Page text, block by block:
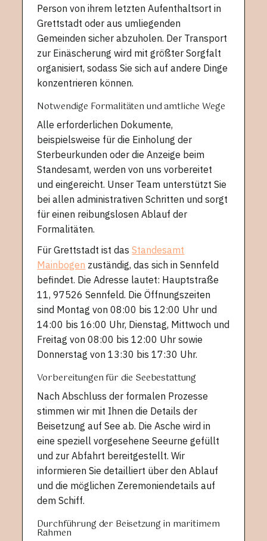
Person von ihrem letzten Aufenthaltsort in
Grettstadt oder aus umliegenden
Gemeinden sicher abzuholen. Der Transport
zur Einäscherung wird mit größter Sorgfalt
organisiert, sodass Sie sich auf andere Dinge
konzentrieren können.
Notwendige Formalitäten und amtliche Wege
Alle erforderlichen Dokumente,
beispielsweise für die Einholung der
Sterbeurkunden oder die Anzeige beim
Standesamt, werden von uns vorbereitet
und eingereicht. Unser Team unterstützt Sie
bei allen administrativen Schritten und sorgt
für einen reibungslosen Ablauf der
Formalitäten.
Für Grettstadt ist dasStandesamt
Mainbogen zuständig, das sich in Sennfeld
befindet. Die Adresse lautet: Hauptstraße
11, 97526 Sennfeld. Die Öffnungszeiten
sind Montag von 08:00 bis 12:00 Uhr und
14:00 bis 16:00 Uhr, Dienstag, Mittwoch und
Freitag von 08:00 bis 12:00 Uhr sowie
Donnerstag von 13:30 bis 17:30 Uhr.
Vorbereitungen für die Seebestattung
Nach Abschluss der formalen Prozesse
stimmen wir mit Ihnen die Details der
Beisetzung auf See ab. Die Asche wird in
eine speziell vorgesehene Seeurne gefüllt
und zur Abfahrt bereitgestellt. Wir
informieren Sie detailliert über den Ablauf
und die möglichen Zeremoniendetails auf
dem Schiff.
Durchführung der Beisetzung in maritimem
Rahmen